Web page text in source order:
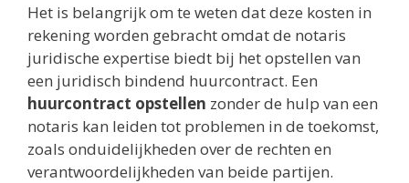
Het is belangrijk om te weten dat deze kosten in
rekening worden gebracht omdat de notaris
juridische expertise biedt bij het opstellen van
een juridisch bindend huurcontract. Een
huurcontract opstellen zonder de hulp van een
notaris kan leiden tot problemen in de toekomst,
zoals onduidelijkheden over de rechten en
verantwoordelijkheden van beide partijen.